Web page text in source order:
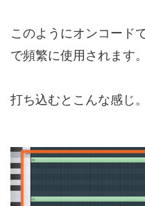
このようにオンコード
で頻繁に使用されます。
打ち込むとこんな感じ。